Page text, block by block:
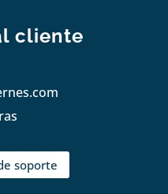
cliente
soporte